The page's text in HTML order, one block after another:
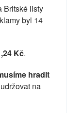
Britské listy
byl 14
Kč.
hradit
na